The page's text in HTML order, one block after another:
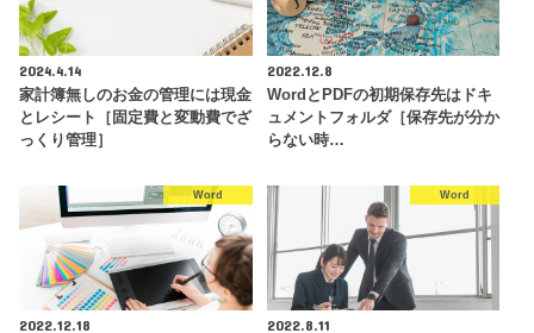
2024.4.14
家計簿無しのお金の管理には現金
とレシート［固定費と変動費でざ
っくり管理］
2022.12.8
WordとPDFの初期保存先はドキ
ュメントフォルダ［保存先が分か
らない時…
Word
2022.12.18
Word
2022.8.11